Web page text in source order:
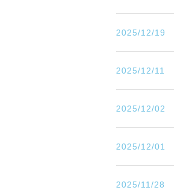
2025/12/19
2025/12/11
2025/12/02
2025/12/01
2025/11/28